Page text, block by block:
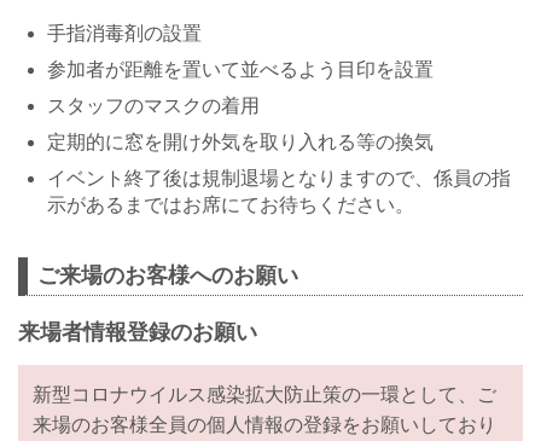
手指消毒剤の設置
参加者が距離を置いて並べるよう目印を設置
スタッフのマスクの着用
定期的に窓を開け外気を取り入れる等の換気
イベント終了後は規制退場となりますので、係員の指
示があるまではお席にてお待ちください。
ご来場のお客様へのお願い
来場者情報登録のお願い
新型コロナウイルス感染拡大防止策の一環として、ご
来場のお客様全員の個人情報の登録をお願いしており